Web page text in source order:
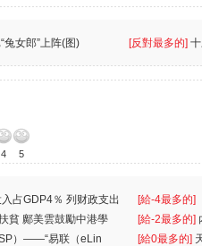
兔女郎”上阵(图) [反對最多的]
4 5
占GDP4％ 列财政支出
[給-4最多的]
一
貧 鄺美雲鼓勵中港學
[給-2最多的]
人
）——“易联（eLin
[給0最多的]